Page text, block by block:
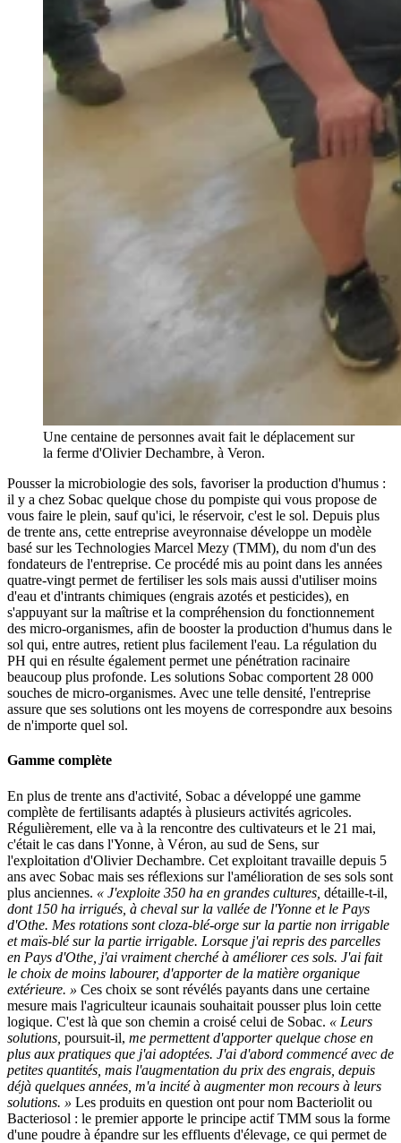
Une centaine de personnes avait fait le déplacement sur
la ferme d'Olivier Dechambre, à Veron.
Pousser la microbiologie des sols, favoriser la production d'humus :
il y a chez Sobac quelque chose du pompiste qui vous propose de
vous faire le plein, sauf qu'ici, le réservoir, c'est le sol. Depuis plus
de trente ans, cette entreprise aveyronnaise développe un modèle
basé sur les Technologies Marcel Mezy (TMM), du nom d'un des
fondateurs de l'entreprise. Ce procédé mis au point dans les années
quatre-vingt permet de fertiliser les sols mais aussi d'utiliser moins
d'eau et d'intrants chimiques (engrais azotés et pesticides), en
s'appuyant sur la maîtrise et la compréhension du fonctionnement
des micro-organismes, afin de booster la production d'humus dans le
sol qui, entre autres, retient plus facilement l'eau. La régulation du
PH qui en résulte également permet une pénétration racinaire
beaucoup plus profonde. Les solutions Sobac comportent 28 000
souches de micro-organismes. Avec une telle densité, l'entreprise
assure que ses solutions ont les moyens de correspondre aux besoins
de n'importe quel sol.
Gamme complète
En plus de trente ans d'activité, Sobac a développé une gamme
complète de fertilisants adaptés à plusieurs activités agricoles.
Régulièrement, elle va à la rencontre des cultivateurs et le 21 mai,
c'était le cas dans l'Yonne, à Véron, au sud de Sens, sur
l'exploitation d'Olivier Dechambre. Cet exploitant travaille depuis 5
ans avec Sobac mais ses réflexions sur l'amélioration de ses sols sont
plus anciennes. « J'exploite 350 ha en grandes cultures, détaille-t-il,
dont 150 ha irrigués, à cheval sur la vallée de l'Yonne et le Pays
d'Othe. Mes rotations sont cloza-blé-orge sur la partie non irrigable
et maïs-blé sur la partie irrigable. Lorsque j'ai repris des parcelles
en Pays d'Othe, j'ai vraiment cherché à améliorer ces sols. J'ai fait
le choix de moins labourer, d'apporter de la matière organique
extérieure. » Ces choix se sont révélés payants dans une certaine
mesure mais l'agriculteur icaunais souhaitait pousser plus loin cette
logique. C'est là que son chemin a croisé celui de Sobac. « Leurs
solutions, poursuit-il, me permettent d'apporter quelque chose en
plus aux pratiques que j'ai adoptées. J'ai d'abord commencé avec de
petites quantités, mais l'augmentation du prix des engrais, depuis
déjà quelques années, m'a incité à augmenter mon recours à leurs
solutions. » Les produits en question ont pour nom Bacteriolit ou
Bacteriosol : le premier apporte le principe actif TMM sous la forme
d'une poudre à épandre sur les effluents d'élevage, ce qui permet de